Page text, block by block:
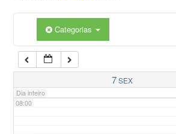
Categorias
7SEX
Dia inteiro
07:00
08:00